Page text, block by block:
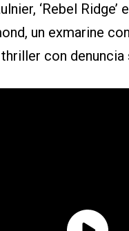
‘Rebel Ridge’
un exmarine
con